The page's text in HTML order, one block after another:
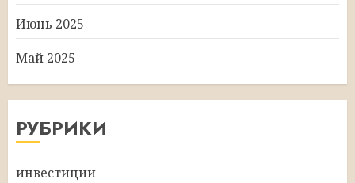
Июнь 2025
Май 2025
РУБРИКИ
инвестиции